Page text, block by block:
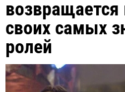
возвращается
своих самых
ролей